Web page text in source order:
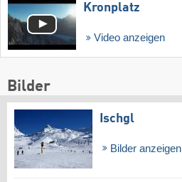
Kronplatz
Video anzeigen
Bilder
Ischgl
Bilder anzeigen